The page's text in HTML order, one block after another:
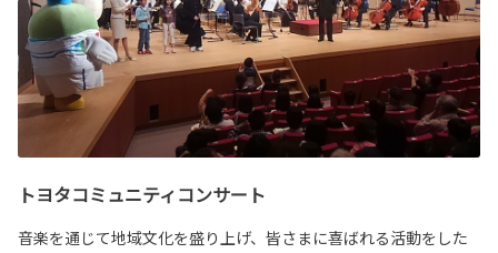
トヨタコミュニティコンサート
音楽を通じて地域文化を盛り上げ、皆さまに喜ばれる活動をした